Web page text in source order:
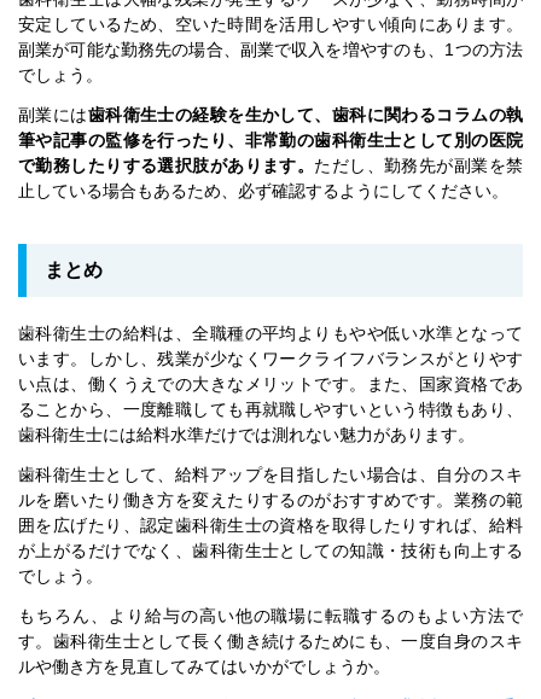
安定しているため、空いた時間を活用しやすい傾向にあります。
副業が可能な勤務先の場合、副業で収入を増やすのも、1つの方法
でしょう。
副業には歯科衛生士の経験を生かして、歯科に関わるコラムの執
筆や記事の監修を行ったり、非常勤の歯科衛生士として別の医院
で勤務したりする選択肢があります。 ただし、勤務先が副業を禁
止している場合もあるため、必ず確認するようにしてください。
まとめ
歯科衛生士の給料は、全職種の平均よりもやや低い水準となって
います。しかし、残業が少なくワークライフバランスがとりやす
い点は、働くうえでの大きなメリットです。また、国家資格であ
ることから、一度離職しても再就職しやすいという特徴もあり、
歯科衛生士には給料水準だけでは測れない魅力があります。
歯科衛生士として、給料アップを目指したい場合は、自分のスキ
ルを磨いたり働き方を変えたりするのがおすすめです。業務の範
囲を広げたり、認定歯科衛生士の資格を取得したりすれば、給料
が上がるだけでなく、歯科衛生士としての知識・技術も向上する
でしょう。
もちろん、より給与の高い他の職場に転職するのもよい方法で
す。歯科衛生士として長く働き続けるためにも、一度自身のスキ
ルや働き方を見直してみてはいかがでしょうか。